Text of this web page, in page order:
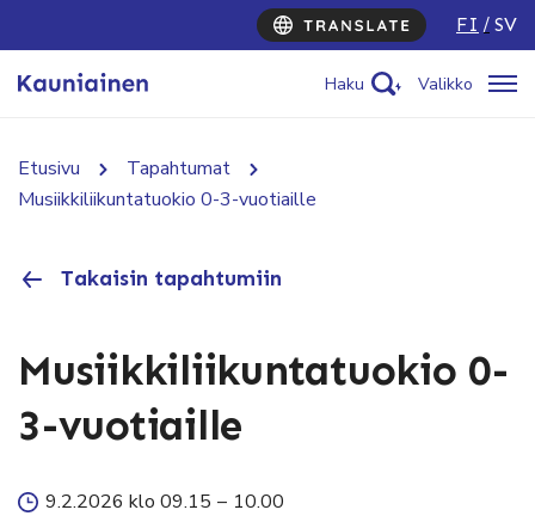
FI SV
Haku Valikko
Etusivu
Tapahtumat
Musiikkiliikuntatuokio 0-3-vuotiaille
Takaisin tapahtumiin
Musiikkiliikuntatuokio 0-
3-vuotiaille
9.2.2026 klo 09.15 – 10.00